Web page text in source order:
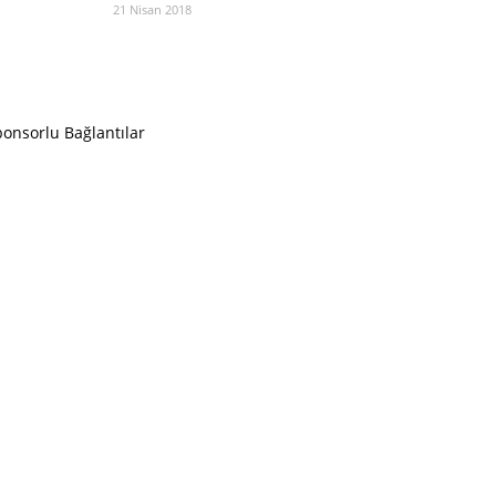
21 Nisan 2018
Bağlantılar